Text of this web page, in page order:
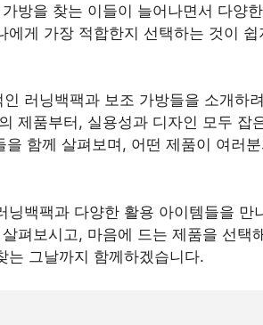
방을 찾는 이들이 늘어나면서 다양
게 가장 적합한지 선택하는 것이 쉽
러닝백팩과 보조 가방들을 소개하
제품부터, 실용성과 디자인 모두 잡
을 함께 살펴보며, 어떤 제품이 여러
백팩과 다양한 활용 아이템들을 만
펴보시고, 마음에 드는 제품을 선택
는 그날까지 함께하겠습니다.